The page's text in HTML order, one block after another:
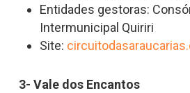
Entidades gestoras:
Intermunicipal Quiriri
Site:
3- Vale dos Encantos